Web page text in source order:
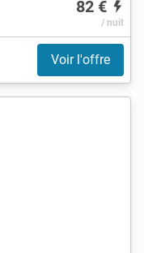
82 €
/ nuit
Voir l'offre